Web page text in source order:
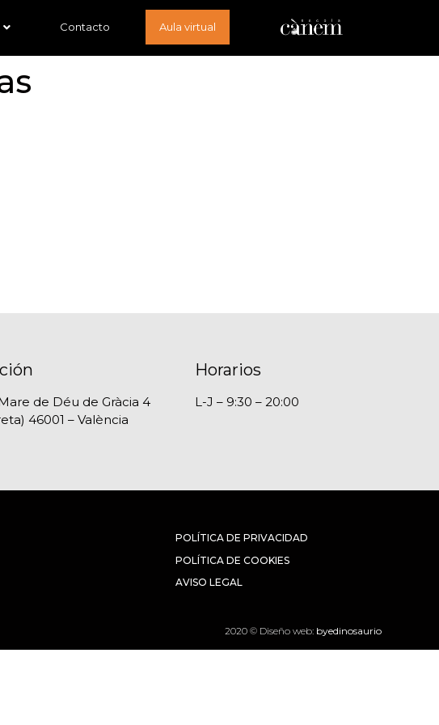
Contacto Aula virtual
de Déu de Gràcia 4
46001 – València
Horarios
L-J – 9:30 – 20:00
POLÍTICA DE PRIVACIDAD
POLÍTICA DE COOKIES
AVISO LEGAL
2020 © Diseño web: byedinosaurio